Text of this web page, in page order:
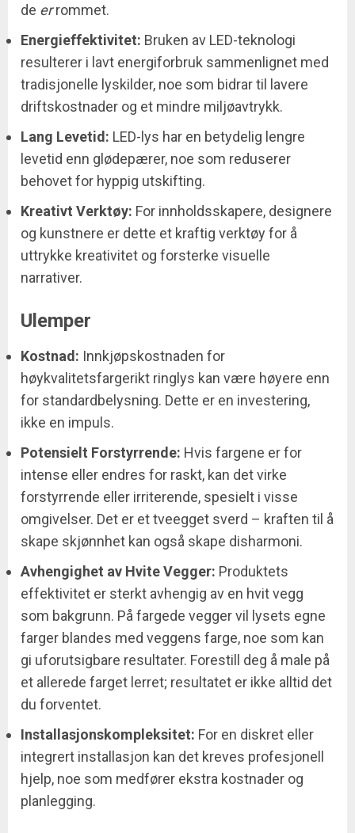
de errommet.
Energieffektivitet: Bruken av LED-teknologi
resulterer i lavt energiforbruk sammenlignet med
tradisjonelle lyskilder, noe som bidrar til lavere
driftskostnader og et mindre miljøavtrykk.
Lang Levetid: LED-lys har en betydelig lengre
levetid enn glødepærer, noe som reduserer
behovet for hyppig utskifting.
Kreativt Verktøy: For innholdsskapere, designere
og kunstnere er dette et kraftig verktøy for å
uttrykke kreativitet og forsterke visuelle
narrativer.
Ulemper
Kostnad: Innkjøpskostnaden for
høykvalitetsfargerikt ringlys kan være høyere enn
for standardbelysning. Dette er en investering,
ikke en impuls.
Potensielt Forstyrrende: Hvis fargene er for
intense eller endres for raskt, kan det virke
forstyrrende eller irriterende, spesielt i visse
omgivelser. Det er et tveegget sverd – kraften til å
skape skjønnhet kan også skape disharmoni.
Avhengighet av Hvite Vegger: Produktets
effektivitet er sterkt avhengig av en hvit vegg
som bakgrunn. På fargede vegger vil lysets egne
farger blandes med veggens farge, noe som kan
gi uforutsigbare resultater. Forestill deg å male på
et allerede farget lerret; resultatet er ikke alltid det
du forventet.
Installasjonskompleksitet: For en diskret eller
integrert installasjon kan det kreves profesjonell
hjelp, noe som medfører ekstra kostnader og
planlegging.